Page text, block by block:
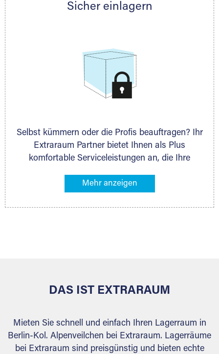
persönlich hinsichtlich Lagervolumen und zu
Sicher einlagern
Selbst kümmern oder die Profis beauftragen? Ihr
Extraraum Partner bietet Ihnen als Plus
komfortable Serviceleistungen an, die Ihre
gehören z. B. Verpackungsservice, Lieferung von
Ihr Lagergut wird bei Ihrem Extraraum Partner
DAS IST EXTRARAUM
Mieten Sie schnell und einfach Ihren Lagerraum in
Berlin-Kol. Alpenveilchen bei Extraraum. Lagerräume
bei Extraraum sind preisgünstig und bieten echte